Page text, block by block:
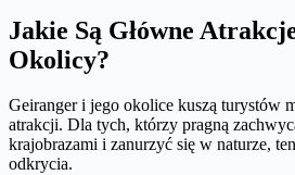
Jakie Są Główne
Okolicy?
Geiranger i jego okolice kuszą turystów
atrakcji. Dla tych, którzy pragną
krajobrazami i zanurzyć się w naturze,
odkrycia.